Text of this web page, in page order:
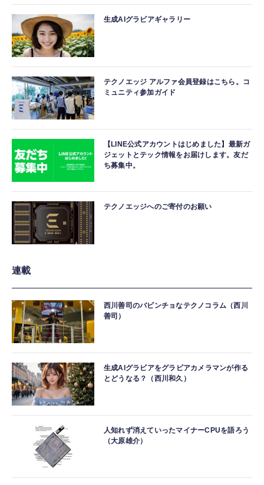
生成AIグラビアギャラリー
テクノエッジ アルファ会員登録はこちら。コ
ミュニティ参加ガイド
【LINE公式アカウントはじめました】最新ガ
ジェットとテック情報をお届けします。友だ
ち募集中。
テクノエッジへのご寄付のお願い
連載
西川善司のバビンチョなテクノコラム（西川
善司）
生成AIグラビアをグラビアカメラマンが作る
とどうなる？（西川和久）
人知れず消えていったマイナーCPUを語ろう
（大原雄介）